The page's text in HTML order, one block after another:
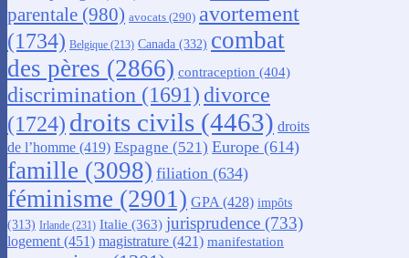
parentale (980) avocats (290) avortement
(1734) Belgique (213) Canada (332) combat
des pères (2866) contraception (404)
discrimination (1691) divorce
(1724) droits civils (4463) droits
de l’homme (419) Espagne (521) Europe (614)
famille (3098) filiation (634)
féminisme (2901) GPA (428) impôts
(313) Irlande (231) Italie (363) jurisprudence (733)
logement (451) magistrature (421) manifestation